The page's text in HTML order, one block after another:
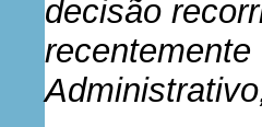
decisão